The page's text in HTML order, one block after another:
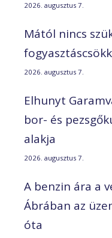
2026. augusztus 7.
Mától nincs
2026. augusztus 7.
Elhunyt
bor- és
alakja
2026. augusztus 7.
A benzin ára a
Ábrában az
óta